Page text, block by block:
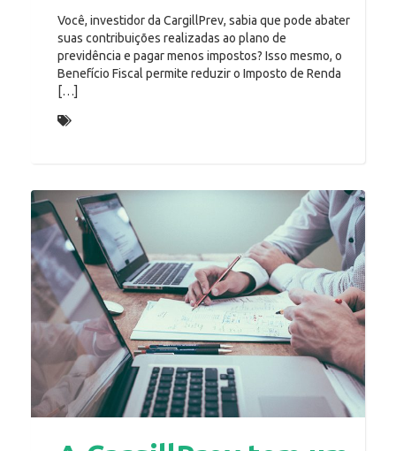
Você, investidor da CargillPrev, sabia que pode abater
suas contribuições realizadas ao plano de
previdência e pagar menos impostos? Isso mesmo, o
Benefício Fiscal permite reduzir o Imposto de Renda
[…]